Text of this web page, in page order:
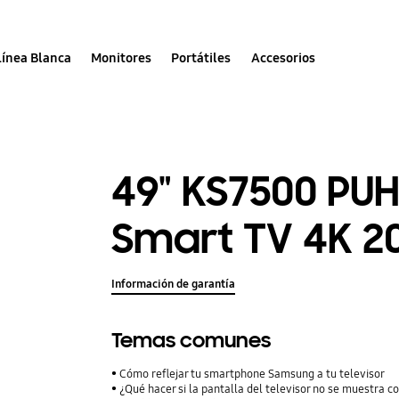
Blanca Monitores Portátiles Accesorios
49" KS7500
Smart TV 4K
Información de garantía
Temas comunes
Cómo reflejar tu smartphone Samsung a tu televisor
¿Qué hacer si la pantalla del televisor no se muestra